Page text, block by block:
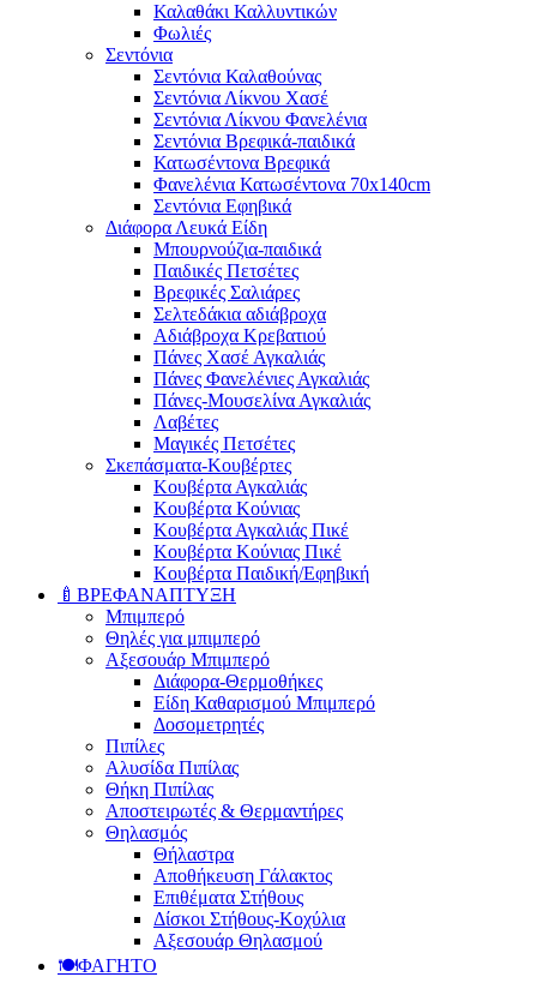
Καλαθάκι Καλλυντικών
Φωλιές
Σεντόνια
Σεντόνια Καλαθούνας
Σεντόνια Λίκνου Χασέ
Σεντόνια Λίκνου Φανελένια
Σεντόνια Βρεφικά-παιδικά
Κατωσέντονα Βρεφικά
Φανελένια Κατωσέντονα 70x140cm
Σεντόνια Εφηβικά
Διάφορα Λευκά Είδη
Μπουρνούζια-παιδικά
Παιδικές Πετσέτες
Βρεφικές Σαλιάρες
Σελτεδάκια αδιάβροχα
Αδιάβροχα Κρεβατιού
Πάνες Χασέ Αγκαλιάς
Πάνες Φανελένιες Αγκαλιάς
Πάνες-Μουσελίνα Αγκαλιάς
Λαβέτες
Μαγικές Πετσέτες
Σκεπάσματα-Κουβέρτες
Κουβέρτα Αγκαλιάς
Κουβέρτα Κούνιας
Κουβέρτα Αγκαλιάς Πικέ
Κουβέρτα Κούνιας Πικέ
Κουβέρτα Παιδική/Εφηβική
🍼ΒΡΕΦΑΝΑΠΤΥΞΗ
Μπιμπερό
Θηλές για μπιμπερό
Αξεσουάρ Μπιμπερό
Διάφορα-Θερμοθήκες
Είδη Καθαρισμού Μπιμπερό
Δοσομετρητές
Πιπίλες
Αλυσίδα Πιπίλας
Θήκη Πιπίλας
Αποστειρωτές & Θερμαντήρες
Θηλασμός
Θήλαστρα
Αποθήκευση Γάλακτος
Επιθέματα Στήθους
Δίσκοι Στήθους-Κοχύλια
Αξεσουάρ Θηλασμού
🍽️ΦΑΓΗΤΟ